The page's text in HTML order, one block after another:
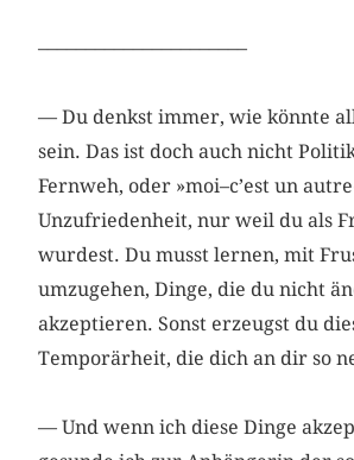
––––––––––––––––––––––
— Du denkst immer, wie könnte
sein. Das ist doch auch nicht
Fernweh, oder »moi–c’est un
Unzufriedenheit, nur weil du als
wurdest. Du musst lernen, mit
umzugehen, Dinge, die du nicht
akzeptieren. Sonst erzeugst du
Temporärheit, die dich an dir so
— Und wenn ich diese Dinge